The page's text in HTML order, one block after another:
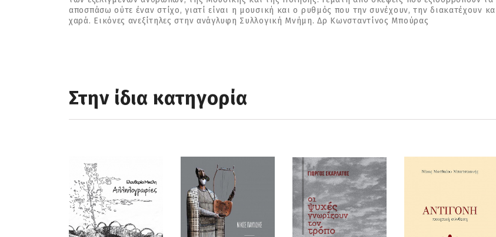
αποσπάσω ούτε έναν στίχο, γιατί είναι η μουσική και ο ρυθμός που την συνέχουν, την διακατέχουν
χαρά. Εικόνες ανεξίτηλες στην ανάγλυφη Συλλογική Μνήμη. Δρ Κωνσταντίνος Μπούρας
Στην ίδια κατηγορία